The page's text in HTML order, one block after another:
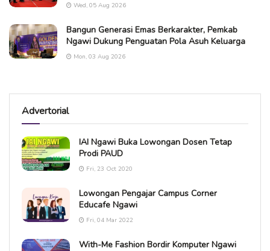
Wed, 05 Aug 2026
Bangun Generasi Emas Berkarakter, Pemkab
Ngawi Dukung Penguatan Pola Asuh Keluarga
Mon, 03 Aug 2026
Advertorial
IAI Ngawi Buka Lowongan Dosen Tetap
Prodi PAUD
Fri, 23 Oct 2020
Lowongan Pengajar Campus Corner
Educafe Ngawi
Fri, 04 Mar 2022
With-Me Fashion Bordir Komputer Ngawi